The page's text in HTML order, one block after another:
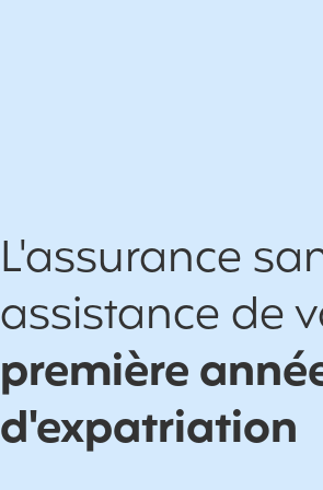
L'assurance
assistance de
première
d'expatriation